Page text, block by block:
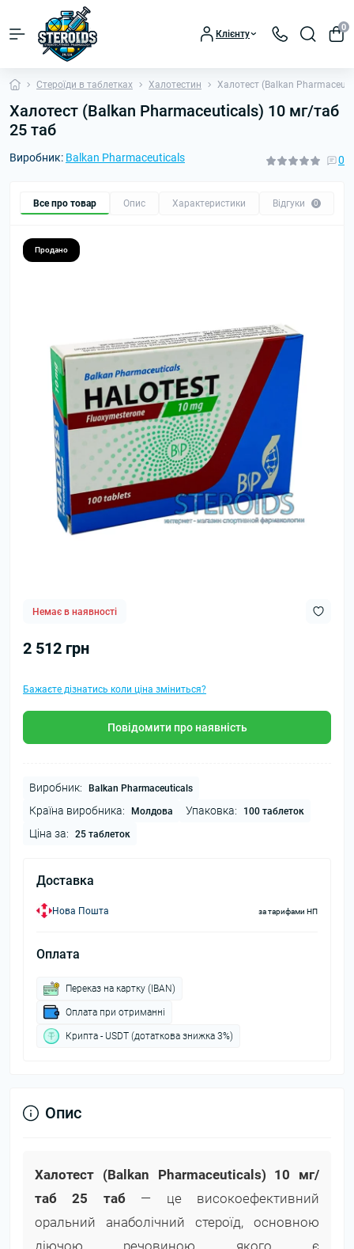
Клієнту
0
Стероїди в таблетках Халотестин Халотест (Balkan
Халотест (Balkan Pharmaceuticals) 10 мг/таб
25 таб
Виробник: Balkan Pharmaceuticals 0
Все про товар Опис Характеристики Відгуки 0
Продано
Немає в наявності
2 512 грн
Бажаєте дізнатись коли ціна зміниться?
Повідомити про наявність
Виробник: Balkan Pharmaceuticals
Країна виробника: Молдова Упаковка: 100 таблеток
Ціна за: 25 таблеток
Доставка
Нова Пошта за тарифами НП
Оплата
Переказ на картку (IBAN)
Оплата при отриманні
Крипта - USDT (дотаткова знижка 3%)
Опис
Халотест (Balkan Pharmaceuticals) 10 мг/
таб 25 таб — це високоефективний
оральний анаболічний стероїд, основною
діючою речовиною якого є